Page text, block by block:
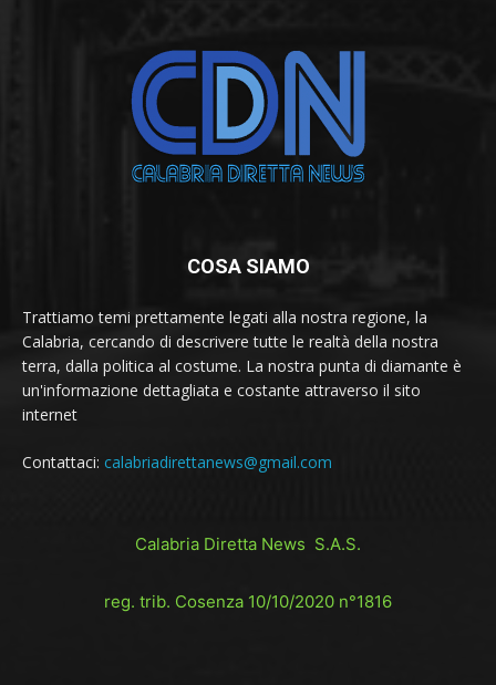
COSA SIAMO
Trattiamo temi prettamente legati alla nostra regione, la
Calabria, cercando di descrivere tutte le realtà della nostra
terra, dalla politica al costume. La nostra punta di diamante è
un'informazione dettagliata e costante attraverso il sito
internet
Contattaci: calabriadirettanews@gmail.com
Calabria Diretta News S.A.S.
reg. trib. Cosenza 10/10/2020 n°1816